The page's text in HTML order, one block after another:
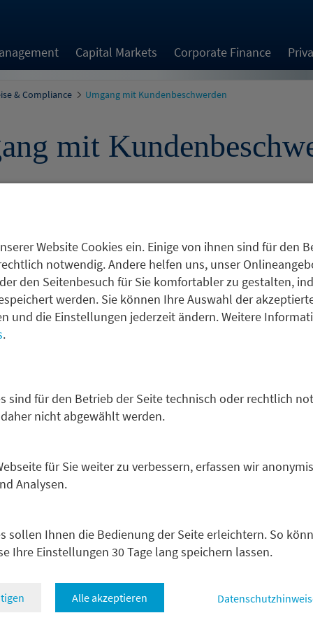
Website Cookies ein. Einige von ihnen sind für den
notwendig. Andere helfen uns, unser
den Seitenbesuch für Sie komfortabler zu gestalten,
werden. Sie können Ihre Auswahl der
und die Einstellungen jederzeit ändern. Weitere
.
sind für den Betrieb der Seite technisch oder rechtlich
nicht abgewählt werden.
für Sie weiter zu verbessern, erfassen wir
Analysen.
sollen Ihnen die Bedienung der Seite erleichtern. So
Ihre Einstellungen 30 Tage lang speichern lassen.
Alle akzeptieren
Capital Markets Corporate Finance
& Compliance Umgang mit Kundenbeschwerden
mit
& Co. AG, die Metzler Asset Management GmbH und die
ein Beschwerdemanagement eingerichtet, das
bearbeitet und entsprechend den
Informationen zum
von geeigneten
von professionellen